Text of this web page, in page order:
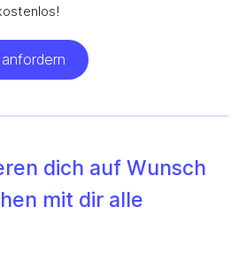
dich auf Wunsch
mit dir alle